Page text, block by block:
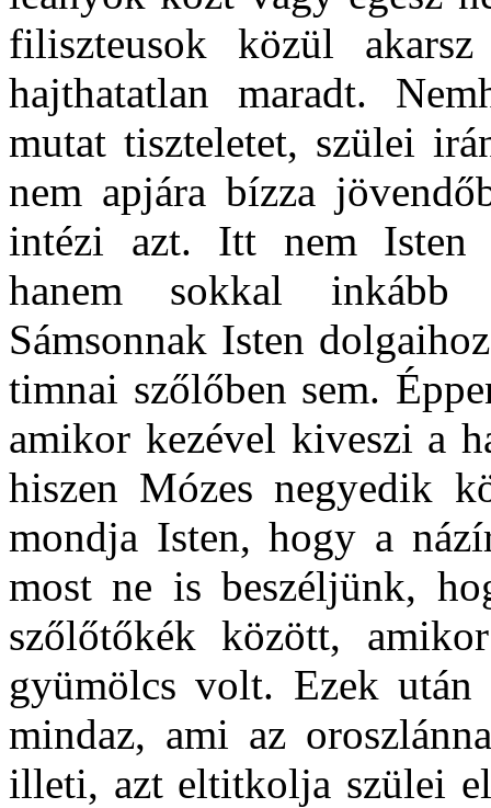
filiszteusok közül
hajthatatlan maradt.
mutat tiszteletet, szülei
nem apjára bízza
intézi azt. Itt nem Isten
hanem sokkal inkább
Sámsonnak Isten
timnai szőlőben sem.
amikor kezével kiveszi a
hiszen Mózes negyedik
mondja Isten, hogy a
most ne is beszéljünk,
szőlőtőkék között,
gyümölcs volt. Ezek
mindaz, ami az
illeti, azt eltitkolja szülei